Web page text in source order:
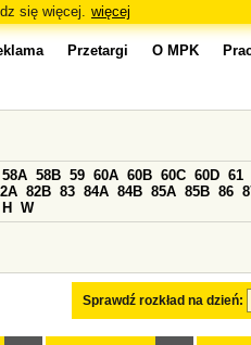
się więcej. więcej
Przetargi O MPK
Sprawdź rozkład na dzień:
58A 58B 59 60A 60B 60C 60D 61
82B 83 84A 84B 85A 85B 86
H W